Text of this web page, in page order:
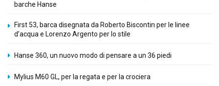
barche Hanse
First 53, barca disegnata da Roberto Biscontin per le linee
d’acqua e Lorenzo Argento per lo stile
Hanse 360, un nuovo modo di pensare a un 36 piedi
Mylius M60 GL, per la regata e per la crociera